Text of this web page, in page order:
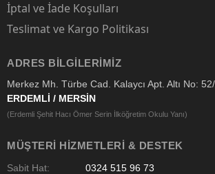
İptal ve İade Koşulları
Teslimat ve Kargo Politikası
ADRES BILGILERIMIZ
Merkez Mh. Türbe Cad. Kalaycı Apt. Altı No:
ERDEMLİ / MERSİN
(Erdemli Şehit Hacı Ömer Serin İlköğretim Okulu Yanı)
MÜŞTERI HIZMETLERI & DESTEK
Sabit Hat: 0324 515 96 73